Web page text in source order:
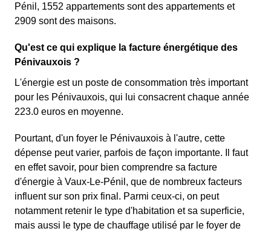
Pénil, 1552 appartements sont des appartements et
2909 sont des maisons.
Qu'est ce qui explique la facture énergétique des
Pénivauxois ?
L'énergie est un poste de consommation très important
pour les Pénivauxois, qui lui consacrent chaque année
223.0 euros en moyenne.
Pourtant, d'un foyer le Pénivauxois à l'autre, cette
dépense peut varier, parfois de façon importante. Il faut
en effet savoir, pour bien comprendre sa facture
d'énergie à Vaux-Le-Pénil, que de nombreux facteurs
influent sur son prix final. Parmi ceux-ci, on peut
notamment retenir le type d'habitation et sa superficie,
mais aussi le type de chauffage utilisé par le foyer de